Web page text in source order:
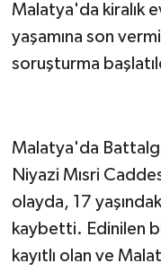
Malatya'da kiralık
yaşamına son
soruşturma
Malatya'da
Niyazi Mısri
olayda, 17
kaybetti. Edinilen
kayıtlı olan ve